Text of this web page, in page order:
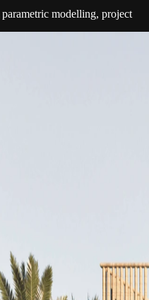
modelling, project